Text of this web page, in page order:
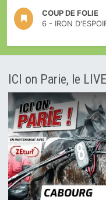
COUP DE FOLIE
6 - IRON
ICI on Parie, le LIVE